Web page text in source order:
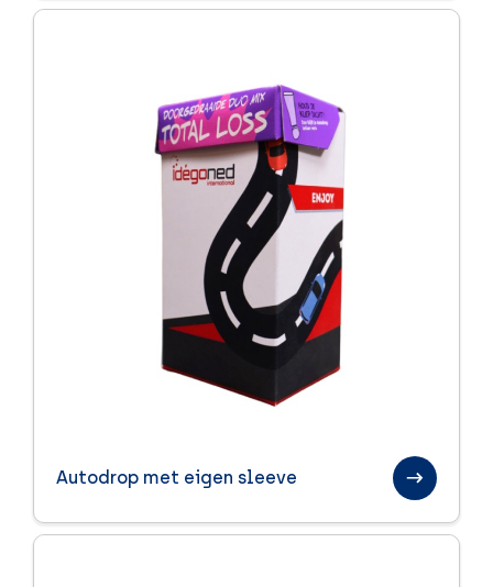
Autodrop met eigen sleeve